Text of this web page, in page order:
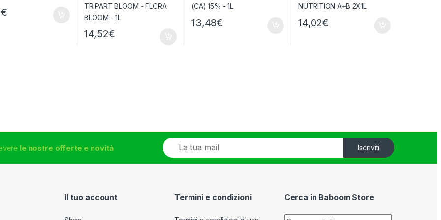
€
14,52€
13,48€ 14,02€
le nostre offerte e novità
E
m
a
Iscriviti
Il tuo account Termini e condizioni Cerca in Baboom Store
Cerca: